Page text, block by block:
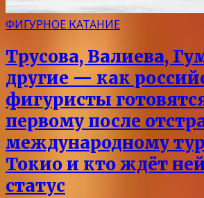
ФИГУРНОЕ КАТАНИЕ
Трусова, Валиева,
другие — как
фигуристы
первому после
международному
Токио и кто ждёт
статус